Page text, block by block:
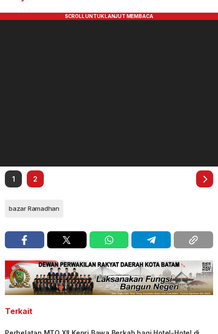
1 2
bazar Ramadhan
Terkait